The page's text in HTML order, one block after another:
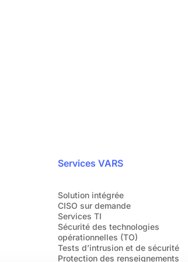
Services VARS
Solution intégrée
CISO sur demande
Services TI
Sécurité des technologies
opérationnelles (TO)
Tests d’intrusion et de sécurité
Protection des renseignements